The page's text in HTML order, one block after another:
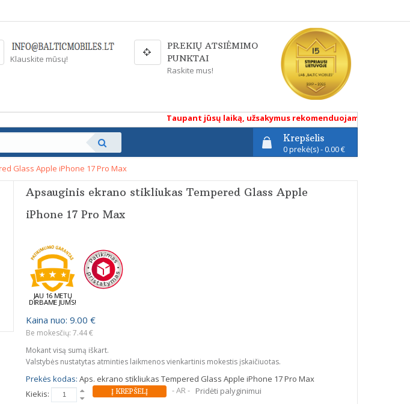
Klauskite mūsų!
PREKIŲ ATSIĖMIMO
PUNKTAI
Raskite mus!
Taupant jūsų laiką, užsakymus rekomenduojame atlikti
Krepšelis
0 prekė(s) - 0.00 €
Glass Apple iPhone 17 Pro Max
Apsauginis ekrano stikliukas Tempered Glass Apple
iPhone 17 Pro Max
JAU 16 METŲ
DIRBAME JUMS!
Kaina nuo: 9.00 €
Be mokesčių: 7.44 €
Mokant visą sumą iškart.
Valstybės nustatytas atminties laikmenos vienkartinis mokestis įskaičiuotas.
Prekės kodas: Aps. ekrano stikliukas Tempered Glass Apple iPhone 17 Pro Max
Kiekis:
- AR - Pridėti palyginimui